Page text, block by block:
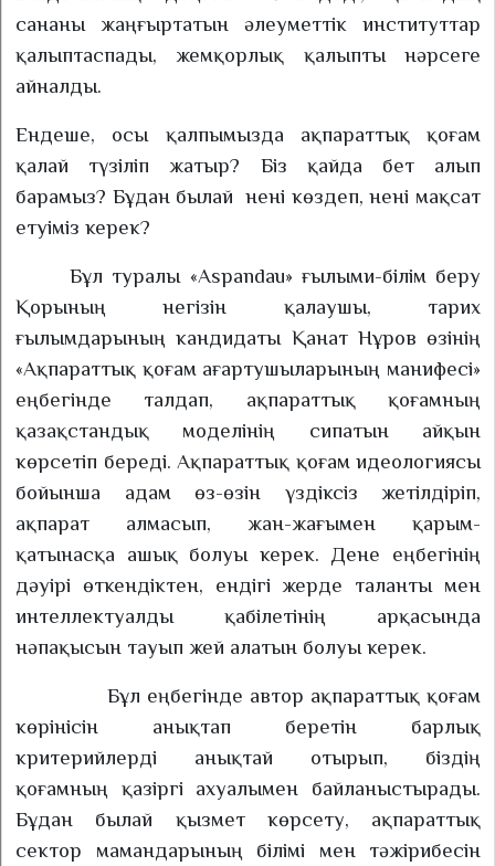
сананы жаңғыртатын әлеуметтік институттар
қалыптаспады, жемқорлық қалыпты нәрсеге
айналды.
Ендеше, осы қалпымызда ақпараттық қоғам
қалай түзіліп жатыр? Біз қайда бет алып
барамыз? Бұдан былай нені көздеп, нені мақсат
етуіміз керек?
Бұл туралы «Aspandau» ғылыми-білім беру
Қорының негізін қалаушы, тарих
ғылымдарының кандидаты Қанат Нұров өзінің
«Ақпараттық қоғам ағартушыларының манифесі»
еңбегінде талдап, ақпараттық қоғамның
қазақстандық моделінің сипатын айқын
көрсетіп береді. Ақпараттық қоғам идеологиясы
бойынша адам өз-өзін үздіксіз жетілдіріп,
ақпарат алмасып, жан-жағымен қарым-
қатынасқа ашық болуы керек. Дене еңбегінің
дәуірі өткендіктен, ендігі жерде таланты мен
интеллектуалды қабілетінің арқасында
нәпақысын тауып жей алатын болуы керек.
Бұл еңбегінде автор ақпараттық қоғам
көрінісін анықтап беретін барлық
критерийлерді анықтай отырып, біздің
қоғамның қазіргі ахуалымен байланыстырады.
Бұдан былай қызмет көрсету, ақпараттық
сектор мамандарының білімі мен тәжірибесін